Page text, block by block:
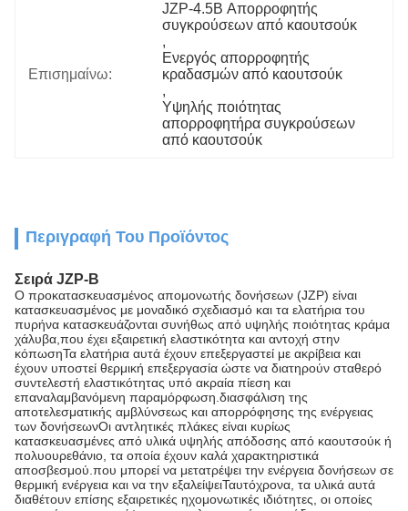
Επισημαίνω:
JZP-4.5B Απορροφητής
συγκρούσεων από καουτσούκ
,
Ενεργός απορροφητής
κραδασμών από καουτσούκ
,
Υψηλής ποιότητας
απορροφητήρα συγκρούσεων
από καουτσούκ
Περιγραφή Του Προϊόντος
Σειρά JZP-B
Ο προκατασκευασμένος απομονωτής δονήσεων (JZP) είναι
κατασκευασμένος με μοναδικό σχεδιασμό και τα ελατήρια του
πυρήνα κατασκευάζονται συνήθως από υψηλής ποιότητας κράμα
χάλυβα,που έχει εξαιρετική ελαστικότητα και αντοχή στην
κόπωσηΤα ελατήρια αυτά έχουν επεξεργαστεί με ακρίβεια και
έχουν υποστεί θερμική επεξεργασία ώστε να διατηρούν σταθερό
συντελεστή ελαστικότητας υπό ακραία πίεση και
επαναλαμβανόμενη παραμόρφωση.διασφάλιση της
αποτελεσματικής αμβλύνσεως και απορρόφησης της ενέργειας
των δονήσεωνΟι αντλητικές πλάκες είναι κυρίως
κατασκευασμένες από υλικά υψηλής απόδοσης από καουτσούκ ή
πολυουρεθάνιο, τα οποία έχουν καλά χαρακτηριστικά
αποσβεσμού.που μπορεί να μετατρέψει την ενέργεια δονήσεων σε
θερμική ενέργεια και να την εξαλείψειΤαυτόχρονα, τα υλικά αυτά
διαθέτουν επίσης εξαιρετικές ηχομονωτικές ιδιότητες, οι οποίες